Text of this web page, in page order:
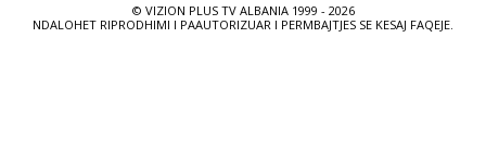
© VIZION PLUS TV ALBANIA 1999 - 2026
NDALOHET RIPRODHIMI I PAAUTORIZUAR I PERMBAJTJES SE KESAJ FAQEJE.